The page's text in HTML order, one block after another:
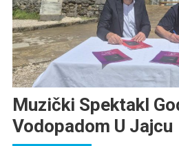
Muzički Spektakl
Vodopadom U Jajcu